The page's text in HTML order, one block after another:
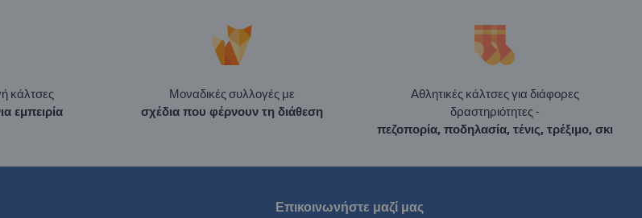
κάλτσες
εμπειρία
Μοναδικές συλλογές με
σχέδια που φέρνουν τη διάθεση
Αθλητικές κάλτσες για διάφορες
δραστηριότητες -
πεζοπορία, ποδηλασία, τένις, τρέξιμο, σκι
Επικοινωνήστε μαζί μας